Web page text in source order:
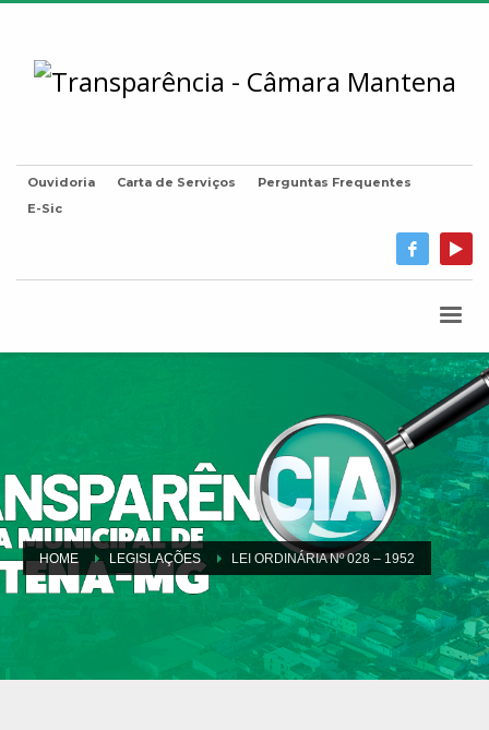
Ouvidoria Carta de Serviços
Perguntas Frequentes
E-Sic
HOME LEGISLAÇÕES LEI ORDINÁRIA Nº 028 – 1952